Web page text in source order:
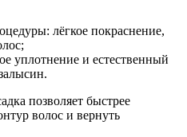
лёгкое покраснение,
уплотнение и естественный
позволяет быстрее
волос и вернуть